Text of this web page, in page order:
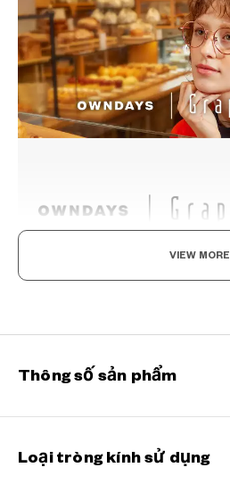
Thanh lịch Mỗi ngày
VIEW MORE
Thông số sản phẩm
Loại tròng kính sử dụng